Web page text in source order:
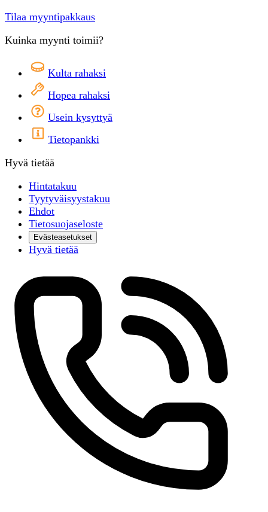
Tilaa myyntipakkaus
Kuinka myynti toimii?
Kulta rahaksi
Hopea rahaksi
Usein kysyttyä
Tietopankki
Hyvä tietää
Hintatakuu
Tyytyväisyystakuu
Ehdot
Tietosuojaseloste
Evästeasetukset
Hyvä tietää